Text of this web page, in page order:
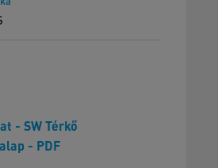
- SW Térkő
- PDF